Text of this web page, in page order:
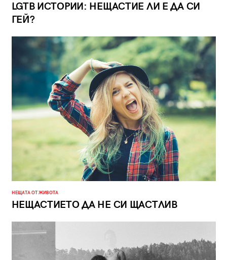
LGTB ИСТОРИИ: НЕЩАСТИЕ ЛИ Е ДА СИ
ГЕЙ?
НЕЩАТА ОТ ЖИВОТА
НЕЩАСТИЕТО ДА НЕ СИ ЩАСТЛИВ